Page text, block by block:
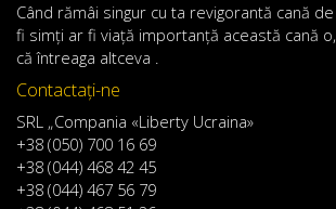
Când rămâi singur cu ta revigorantă cană de
fi simți ar fi viață importanță această cană o,
că întreaga altceva .
Contactaţi-ne
SRL „Compania «Liberty Ucraina»
+38 (050) 700 16 69
+38 (044) 468 42 45
+38 (044) 467 56 79